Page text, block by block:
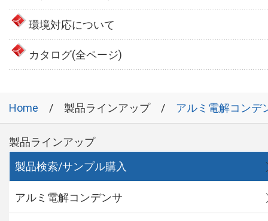
環境対応について
カタログ(全ページ)
Home 製品ラインアップ アルミ電解コンデ
製品ラインアップ
製品検索/サンプル購入
アルミ電解コンデンサ